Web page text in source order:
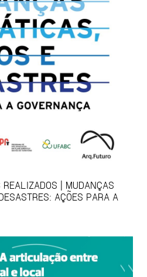
| MUDANÇAS
AÇÕES PARA A